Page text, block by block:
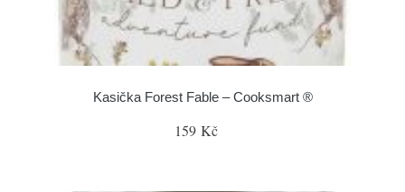
Kasička Forest Fable – Cooksmart ®
159 Kč